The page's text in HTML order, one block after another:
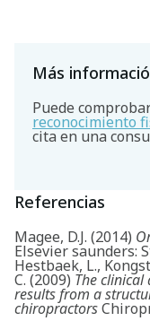
Más
Puede
reconocimiento
cita en una
Referencias
Magee, D.J. (2014)
Elsevier saunders:
Hestbaek, L.,
C. (2009) The clinical
results from a
chiropractors